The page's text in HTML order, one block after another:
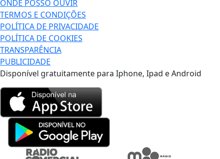
ONDE POSSO OUVIR
TERMOS E CONDIÇÕES
POLÍTICA DE PRIVACIDADE
POLÍTICA DE COOKIES
TRANSPARÊNCIA
PUBLICIDADE
Disponível gratuitamente para Iphone, Ipad e Android